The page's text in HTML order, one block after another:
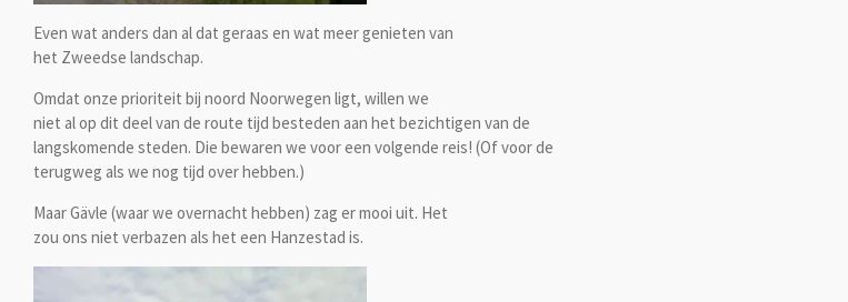
Even wat anders dan al dat geraas en wat meer genieten van
het Zweedse landschap.
Omdat onze prioriteit bij noord Noorwegen ligt, willen we
niet al op dit deel van de route tijd besteden aan het bezichtigen van de
langskomende steden. Die bewaren we voor een volgende reis! (Of voor de
terugweg als we nog tijd over hebben.)
Maar Gävle (waar we overnacht hebben) zag er mooi uit. Het
zou ons niet verbazen als het een Hanzestad is.